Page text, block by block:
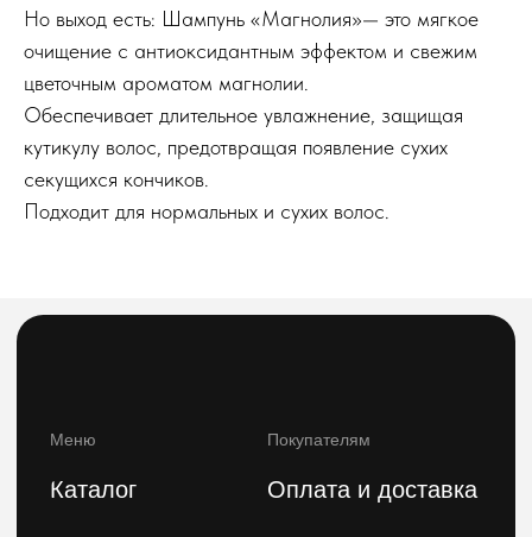
Но выход есть: Шампунь «Магнолия»— это мягкое
очищение с антиоксидантным эффектом и свежим
цветочным ароматом магнолии.
Обеспечивает длительное увлажнение, защищая
кутикулу волос, предотвращая появление сухих
секущихся кончиков.
Подходит для нормальных и сухих волос.
Введите ваше имя
Введите ваш E-mail
По вопросам оптового
Возврат и обмен
Популярное
Бренды
Акции
Блог
Реквизиты
orders@feelbeauty.ru
По заказам с сайта